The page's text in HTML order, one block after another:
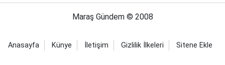
Maraş Gündem © 2008
Anasayfa Künye İletişim Gizlilik İlkeleri Sitene Ekle